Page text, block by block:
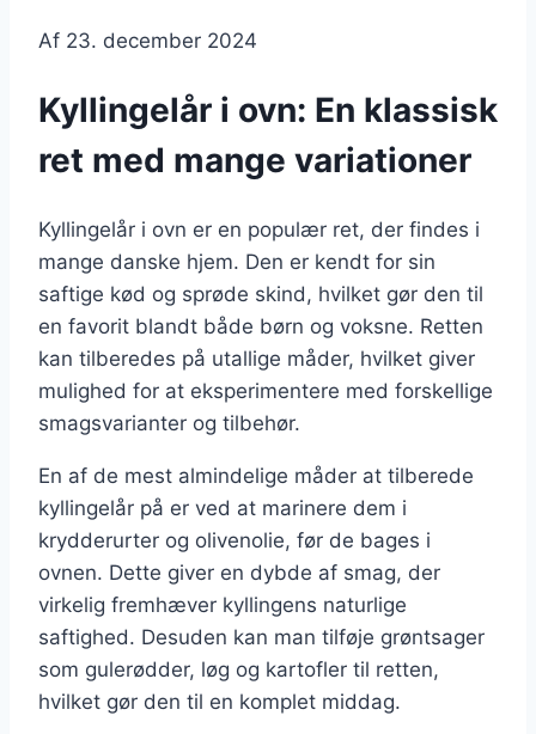
Af 23. december 2024
Kyllingelår i ovn: En klassisk
ret med mange variationer
Kyllingelår i ovn er en populær ret, der findes i
mange danske hjem. Den er kendt for sin
saftige kød og sprøde skind, hvilket gør den til
en favorit blandt både børn og voksne. Retten
kan tilberedes på utallige måder, hvilket giver
mulighed for at eksperimentere med forskellige
smagsvarianter og tilbehør.
En af de mest almindelige måder at tilberede
kyllingelår på er ved at marinere dem i
krydderurter og olivenolie, før de bages i
ovnen. Dette giver en dybde af smag, der
virkelig fremhæver kyllingens naturlige
saftighed. Desuden kan man tilføje grøntsager
som gulerødder, løg og kartofler til retten,
hvilket gør den til en komplet middag.